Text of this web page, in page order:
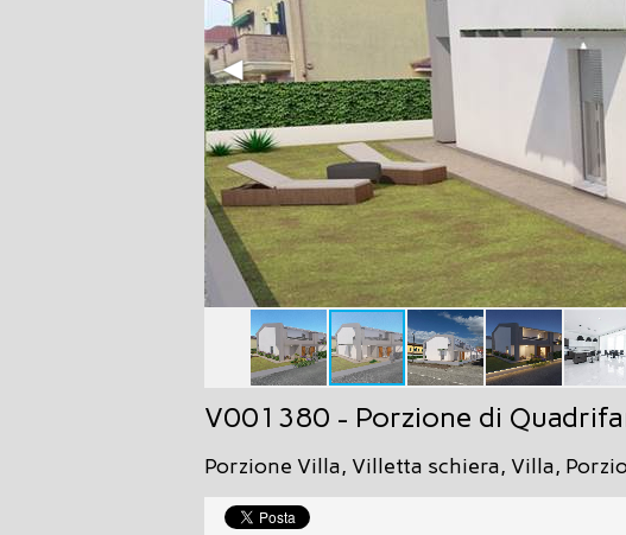
V001380 - Porzione di
Porzione Villa, Villetta schiera, Villa,